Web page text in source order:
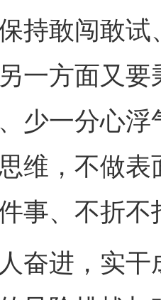
持敢闯敢
一方面又要
少一分心
维，不做
事、不折
进，实干